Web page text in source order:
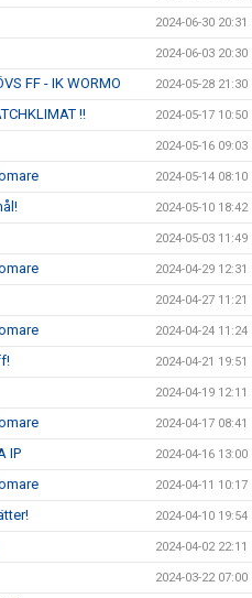
2024-06-30 20:31
2024-06-03 20:30
FF - IK WORMO 2024-05-28 21:30
!! 2024-05-17 10:50
2024-05-16 09:03
2024-05-14 08:10
2024-05-10 18:42
2024-05-03 11:49
2024-04-29 12:31
2024-04-27 11:21
2024-04-24 11:24
2024-04-21 19:51
2024-04-19 12:11
2024-04-17 08:41
IP 2024-04-16 13:00
2024-04-11 10:17
2024-04-10 19:54
2024-04-02 22:11
2024-03-22 07:00